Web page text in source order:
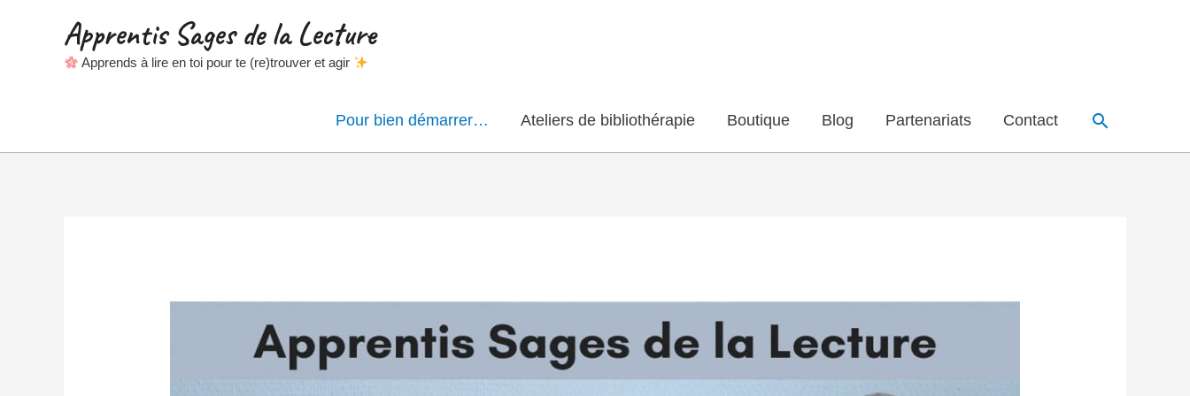
Apprentis Sages de la Lecture
Apprends à lire en toi pour te (re)trouver et agir
Pour bien démarrer… Ateliers de bibliothérapie Boutique Blog Partenariats Contact